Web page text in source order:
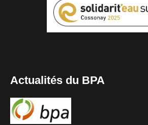
Actualités du BPA